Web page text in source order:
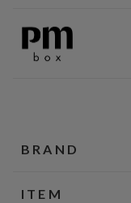
BRAND
ITEM